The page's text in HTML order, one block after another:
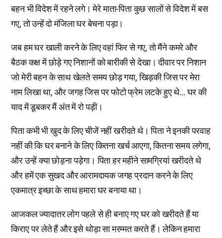
बहन भी विदेश में रहने लगे। मेरे माता-पिता कुछ सालों से विदेश में बस
गए, तो उन्हें दो मंजिला घर बेचना पड़ा।
जब हम घर खाली करने के लिए वहां फिर से गए, तो मैंने कमरे और
बैठक कक्ष में छोड़े गए निशानों को बारीकी से देखा। दीवार पर निशान
जो मेरी बहन के साथ खेलते समय छोड़ गया, खिड़की जिस पर मेरा
नाम लिखा था, और जगह जिस पर फोटो फ्रेम लटके हुए थे… घर की
याद में डूबकर मैं अंत में रो पड़ी।
पिता कभी भी खुद के लिए चीजें नहीं खरीदते थे। पिता ने इनकी परवाह
नहीं की कि घर बनाने के लिए कितना खर्च आएगा, कितना समय लगेगा,
और उन्हें क्या छोड़ना पड़ेगा। पिता हर महीने सामग्रियां खरीदते थे
और हमें एक सुखद और आरामदायक जगह प्रदान करने के लिए
एकमात्र इच्छा के साथ हमारा घर बनाया था।
आजकल ज्यादातर लोग पहले से ही बनाए गए घर को खरीदते हैं या
किराए पर लेते हैं और इसे थोड़ा सा मरम्मत करते हैं। लेकिन हमारा